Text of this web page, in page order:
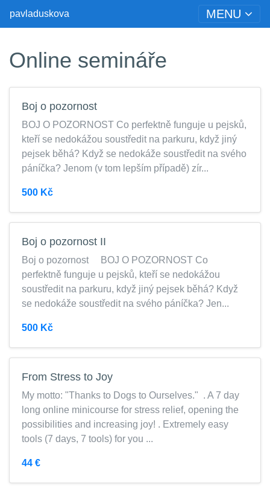
pavladuskova MENU
Online semináře
Boj o pozornost
BOJ O POZORNOST Co perfektně funguje u pejsků,
kteří se nedokážou soustředit na parkuru, když jiný
pejsek běhá? Když se nedokáže soustředit na svého
páníčka? Jenom (v tom lepším případě) zír...
500 Kč
Boj o pozornost II
Boj o pozornost BOJ O POZORNOST Co
perfektně funguje u pejsků, kteří se nedokážou
soustředit na parkuru, když jiný pejsek běhá? Když
se nedokáže soustředit na svého páníčka? Jen...
500 Kč
From Stress to Joy
My motto: "Thanks to Dogs to Ourselves." . A 7 day
long online minicourse for stress relief, opening the
possibilities and increasing joy! . Extremely easy
tools (7 days, 7 tools) for you ...
44 €